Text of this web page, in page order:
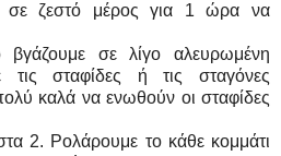
σε ζεστό μέρος για 1 ώρα να
σε λίγο αλευρωμένη
τις σταφίδες ή τις σταγόνες
καλά να ενωθούν οι σταφίδες
2. Ρολάρουμε το κάθε κομμάτι